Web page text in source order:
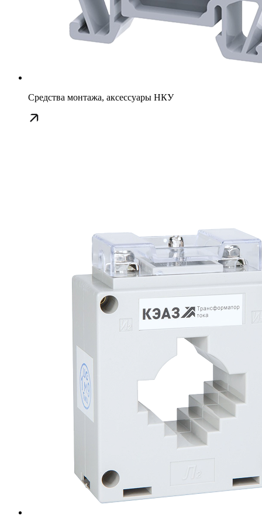
Средства монтажа, аксессуары НКУ